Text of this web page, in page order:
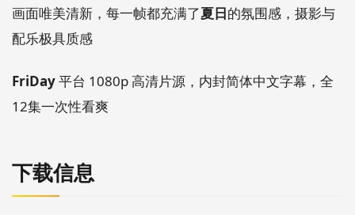
画面唯美清新，每一帧都充满了夏日的氛围感，摄影与
配乐极具质感
FriDay平台 1080p 高清片源，内封简体中文字幕，全
12集一次性看爽
下载信息